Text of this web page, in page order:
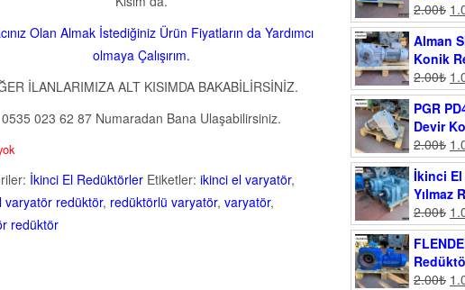
Olan Almak İstediğiniz Ürün Fiyatların da Yardımcı
olmaya Çalışırım.
İLANLARIMIZA ALT KISIMDA BAKABİLİRSİNİZ.
0535 023 62 87 Numaradan Bana Ulaşabilirsiniz.
İkinci El Redüktörler Etiketler: ikinci el varyatör,
varyatör redüktör, redüktörlü varyatör, varyatör,
redüktör
2.00₺
Alman
Konik
2.00₺
PGR
Devir
2.00₺
İkinci El
Yılmaz
2.00₺
2.00₺